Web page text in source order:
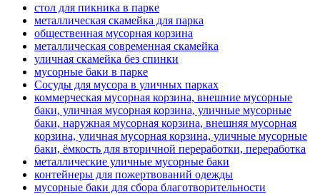
стол для пикника в парке
металлическая скамейка для парка
общественная мусорная корзина
металлическая современная скамейка
уличная скамейка без спинки
мусорные баки в парке
Сосуды для мусора в уличных парках
коммерческая мусорная корзина, внешние мусорные
баки, уличная мусорная корзина, уличные мусорные
баки, наружная мусорная корзина, внешняя мусорная
корзина, уличная мусорная корзина, уличные мусорные
баки, ёмкость для вторичной переработки, переработка
металлические уличные мусорные баки
контейнеры для пожертвований одежды
мусорные баки для сбора благотворительности